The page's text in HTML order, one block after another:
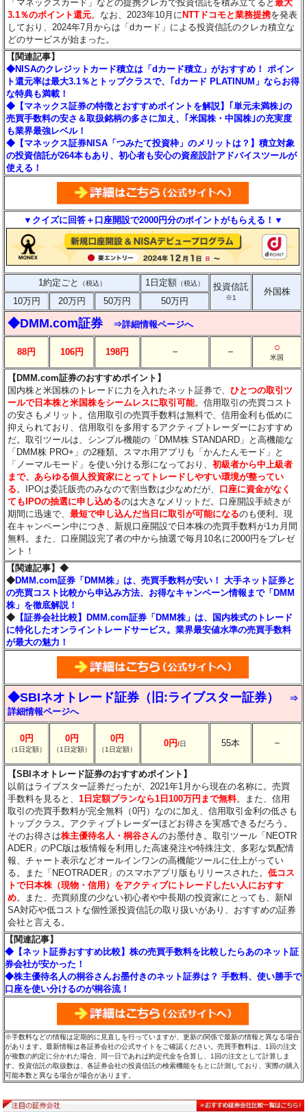
「マネックスカード」などの提携クレカで投資信託を積み立てると最大
3.1％のポイント還元。なお、2023年10月に NTTドコモと業務提携を発表
しており、2024年7月からは「dカード」による投資信託のクレカ積立な
どのサービスが始まった。
【関連記事】
◆NISAのクレジットカード積立は「dカード積立」がおすすめ！ ポイン
ト還元率は最大3.1％とトップクラスで、｢dカード PLATINUM」ならお得
な特典も満載！
◆【マネックス証券の特徴とおすすめポイントを解説】｢単元未満株｣の
売買手数料の安さ＆取扱銘柄の多さに加え、｢米国株・中国株｣の充実度
も業界最強レベル！
◆【マネックス証券NISA「つみたて投資枠」のメリットは？】積立対象
の投資信託が264本もあり、初心者も安心の資産設計アドバイスツールが
使える！
▼クイズに回答＋口座開設で2000円分のポイントがもらえる！▼
1約定ごと （税込） 1日定額 （税込） 投資信託
※1
外国株
10万円
20万円 50万円 50万円
◆DMM.com証券 ⇒詳細情報ページへ
88円 106円 198円 － － ○
米国
【DMM.com証券のおすすめポイント】
国内株と米国株のトレードに力を入れたネット証券で、ひとつの取引ツ
ールで日本株と米国株をシームレスに取引可能。信用取引の売買コスト
の安さもメリット。信用取引の売買手数料は無料で、信用金利も低めに
抑えられており、信用取引を多用するアクティブトレーダーにおすすめ
だ。取引ツールは、シンプル機能の「DMM株 STANDARD」と高機能な
「DMM株 PRO+」の2種類。スマホ用アプリも「かんたんモード」と
「ノーマルモード」を使い分ける形になっており、初級者から中上級者
まで、あらゆる個人投資家にとってトレードしやすい環境が整ってい
る。IPOは委託販売のみなので割当数は少なめだが、 口座に資金がなく
てもIPOの抽選に申し込めるのは大きなメリットだ。口座開設手続きが
期間に迅速で、最短で申し込んだ当日に取引が可能になるのも便利。現
在キャンペーン中につき、新規口座開設で日本株の売買手数料が1カ月間
無料。また、口座開設完了者の中から抽選で毎月10名に2000円をプレゼ
ント！
【関連記事】◆
◆DMM.com証券「DMM株」は、売買手数料が安い！ 大手ネット証券と
の売買コスト比較から申込み方法、お得なキャンペーン情報まで「DMM
株」を徹底解説！
◆ 【証券会社比較】DMM.com証券「DMM株」は、国内株式のトレード
に特化したオンライントレードサービス。業界最安値水準の売買手数料
が最大の魅力！
◆SBIネオトレード証券（旧:ライブスター証券）
⇒
詳細情報ページへ
0円
（1日定額）
0円
（1日定額）
0円
（1日定額）
0円/日 55本 －
【SBIネオトレード証券のおすすめポイント】
以前はライブスター証券だったが、2021年1月から現在の名称に。売買
手数料を見ると、1日定額プランなら1日100万円まで無料。また、信用
取引の売買手数料が完全無料（0円）なのに加え、信用取引金利の低さも
トップクラス。アクティブトレーダーほどお得さを実感できるだろう。
そのお得さは株主優待名人・桐谷さんのお墨付き。取引ツール「NEOTR
ADER」のPC版は板情報を利用した高速発注や特殊注文、多彩な気配情
報、チャート表示などオールインワンの高機能ツールに仕上がってい
る。また「NEOTRADER」のスマホアプリ版もリリースされた。低コス
トで日本株（現物・信用）をアクティブにトレードしたい人におすす
め。また、売買頻度の少ない初心者や中長期の投資家にとっても、新NI
SA対応や低コストな個性派投資信託の取り扱いがあり、おすすめの証券
会社と言える。
【関連記事】
◆【ネット証券おすすめ比較】株の売買手数料を比較したらあのネット証
券会社が安かった！
◆株主優待名人の桐谷さんお墨付きのネット証券は？ 手数料、使い勝手で
口座を使い分けるのが桐谷流！
※手数料などの情報は定期的に見直しを行っていますが、更新の関係で最新の情報と異なる場合
があります。最新情報は各証券会社の公式サイトをご確認ください。売買手数料は、1回の注文
が複数の約定に分かれた場合、同一日であれば約定代金を合算し、1回の注文として計算しま
す。投資信託の取扱数は、各証券会社の投資信託の検索機能をもとに計測しており、実際の購入
可能本数と異なる場合が場合があります。